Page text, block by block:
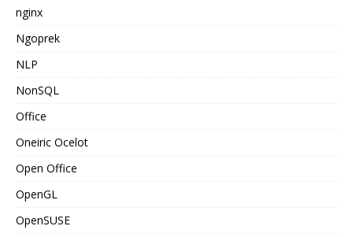
nginx
Ngoprek
NLP
NonSQL
Office
Oneiric Ocelot
Open Office
OpenGL
OpenSUSE